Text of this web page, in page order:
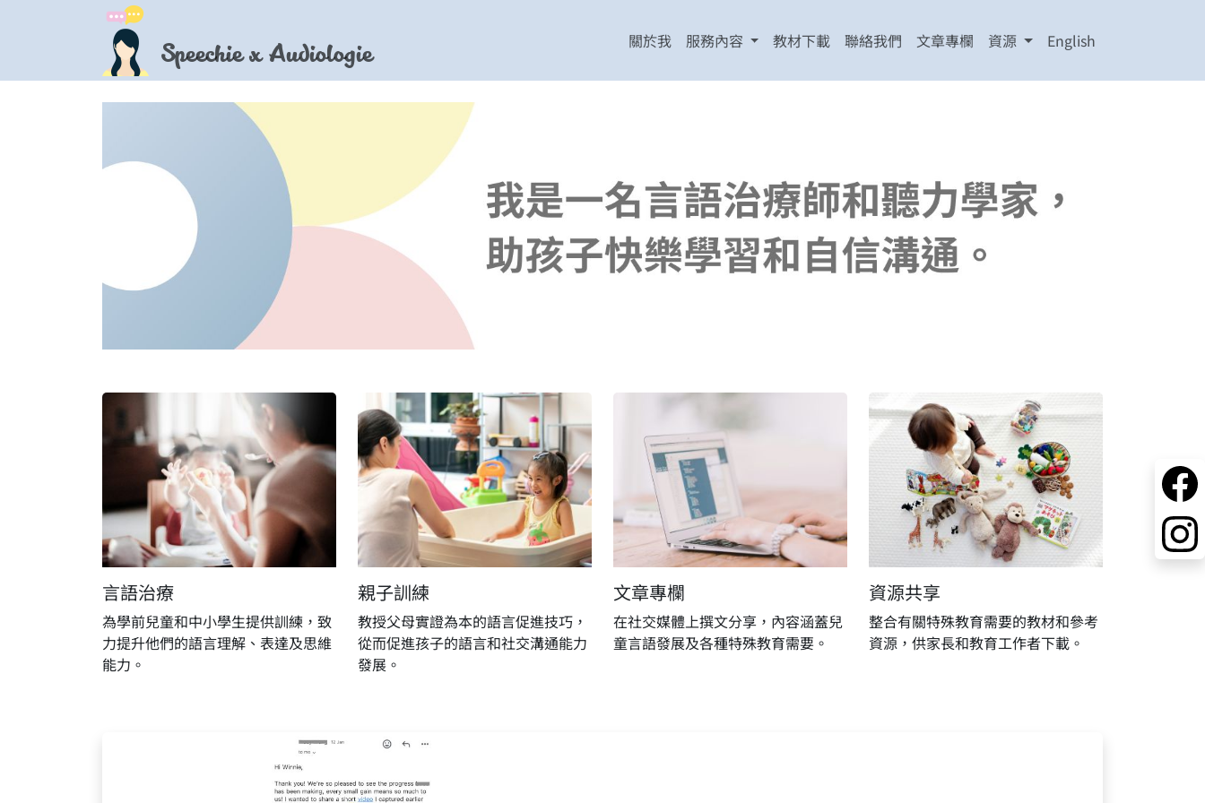
Speechie x Audiologie 關於我 服務內容 教材下載 聯絡我們 文章專欄 資源 English
言語治療
為學前兒童和中小學生提供訓練，致
力提升他們的語言理解、表達及思維
能力。
親子訓練
教授父母實證為本的語言促進技巧，
從而促進孩子的語言和社交溝通能力
發展。
文章專欄
在社交媒體上撰文分享，內容涵蓋兒
童言語發展及各種特殊教育需要。
資源共享
整合有關特殊教育需要的教材和參考
資源，供家長和教育工作者下載。